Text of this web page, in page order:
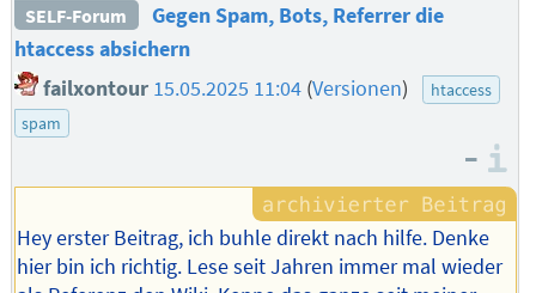
SELF-Forum
Gegen Spam, Bots, Referrer die
htaccess absichern
failxontour 15.05.2025 11:04 (Versionen)
htaccess
spam
–
Hey erster Beitrag, ich buhle direkt nach hilfe. Denke
hier bin ich richtig. Lese seit Jahren immer mal wieder